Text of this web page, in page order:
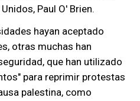
Paul O' Brien.
hayan aceptado
otras muchas han
que han utilizado
para reprimir protestas
palestina, como